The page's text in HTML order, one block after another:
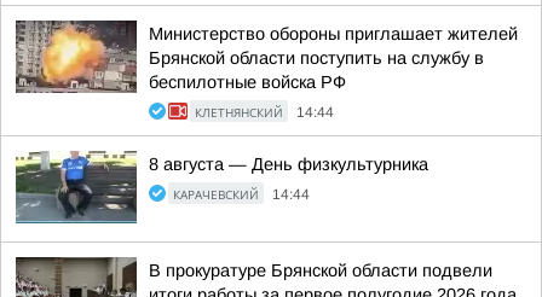
Министерство обороны приглашает жителей
Брянской области поступить на службу в
беспилотные войска РФ
КЛЕТНЯНСКИЙ 14:44
8 августа — День физкультурника
КАРАЧЕВСКИЙ 14:44
В прокуратуре Брянской области подвели